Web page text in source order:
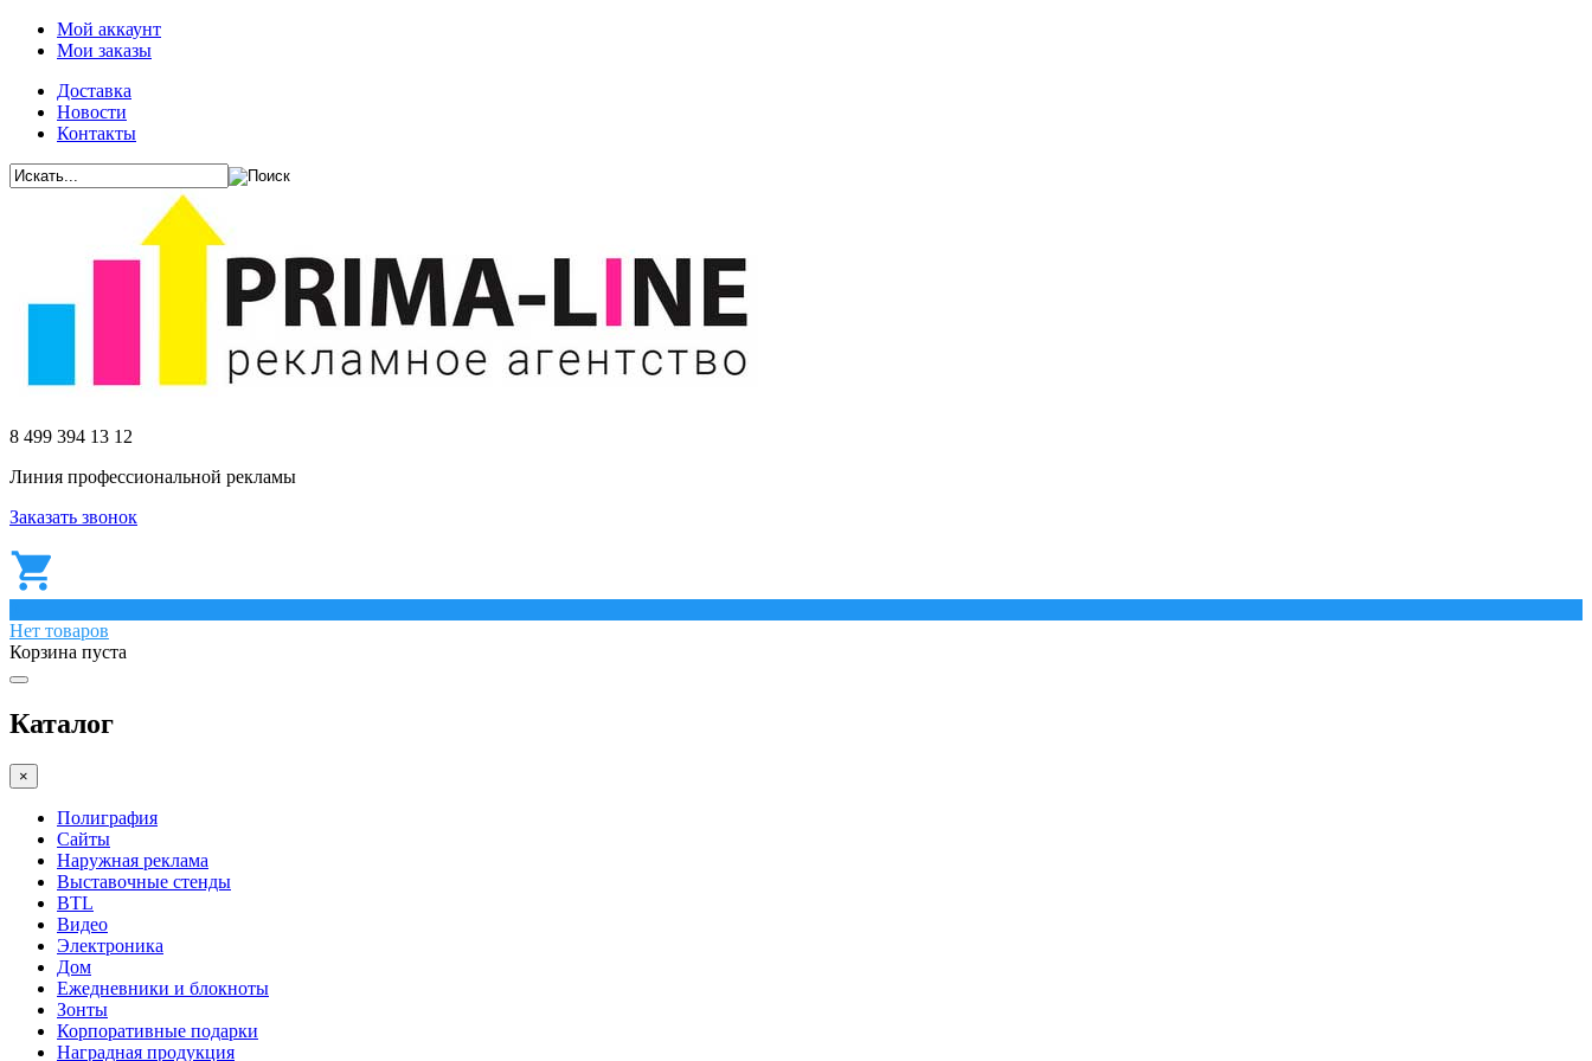
Мой аккаунт
Мои заказы
Доставка
Новости
Контакты
8 499 394 13 12
Линия профессиональной рекламы
Заказать звонок
Нет товаров
Корзина пуста
Каталог
×
Полиграфия
Сайты
Наружная реклама
Выставочные стенды
BTL
Видео
Электроника
Дом
Ежедневники и блокноты
Зонты
Корпоративные подарки
Наградная продукция